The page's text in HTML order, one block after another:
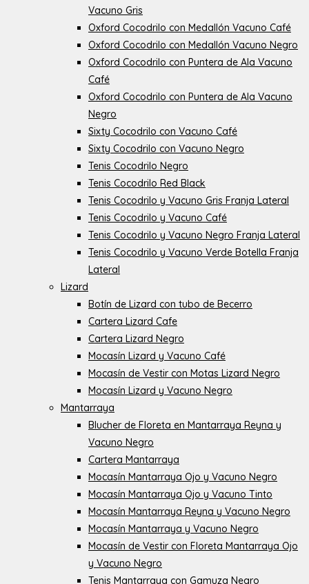
Vacuno Gris
Oxford Cocodrilo con Medallón Vacuno Café
Oxford Cocodrilo con Medallón Vacuno Negro
Oxford Cocodrilo con Puntera de Ala Vacuno
Café
Oxford Cocodrilo con Puntera de Ala Vacuno
Negro
Sixty Cocodrilo con Vacuno Café
Sixty Cocodrilo con Vacuno Negro
Tenis Cocodrilo Negro
Tenis Cocodrilo Red Black
Tenis Cocodrilo y Vacuno Gris Franja Lateral
Tenis Cocodrilo y Vacuno Café
Tenis Cocodrilo y Vacuno Negro Franja Lateral
Tenis Cocodrilo y Vacuno Verde Botella Franja
Lateral
Lizard
Botín de Lizard con tubo de Becerro
Cartera Lizard Cafe
Cartera Lizard Negro
Mocasín Lizard y Vacuno Café
Mocasín de Vestir con Motas Lizard Negro
Mocasín Lizard y Vacuno Negro
Mantarraya
Blucher de Floreta en Mantarraya Reyna y
Vacuno Negro
Cartera Mantarraya
Mocasín Mantarraya Ojo y Vacuno Negro
Mocasín Mantarraya Ojo y Vacuno Tinto
Mocasín Mantarraya Reyna y Vacuno Negro
Mocasín Mantarraya y Vacuno Negro
Mocasín de Vestir con Floreta Mantarraya Ojo
y Vacuno Negro
Tenis Mantarraya con Gamuza Negro